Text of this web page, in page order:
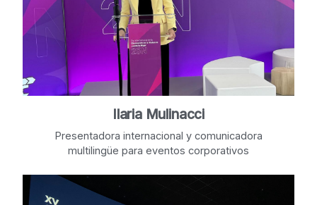
Ilaria Mulinacci
Presentadora internacional y comunicadora
multilingüe para eventos corporativos